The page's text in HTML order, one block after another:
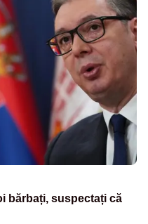
bărbați, suspectați că